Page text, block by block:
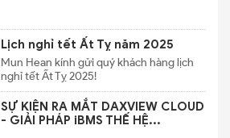
Lịch nghỉ tết Ất Tỵ năm 2025
Mun Hean kính gửi quý khách hàng lịch
nghỉ tết Ất Tỵ 2025!
SỰ KIỆN RA MẮT DAXVIEW CLOUD
- GIẢI PHÁP iBMS THẾ HỆ...